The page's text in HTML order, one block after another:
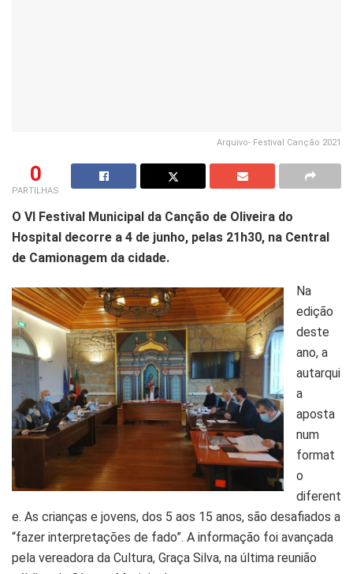
Arquivo- Festival Canção 2021
0
PARTILHAS
O VI Festival Municipal da Canção de Oliveira do
Hospital decorre a 4 de junho, pelas 21h30, na Central
de Camionagem da cidade.
Na
edição
deste
ano, a
autarqui
a
aposta
num
format
o
diferent
e. As crianças e jovens, dos 5 aos 15 anos, são desafiados a
“fazer interpretações de fado”. A informação foi avançada
pela vereadora da Cultura, Graça Silva, na última reunião